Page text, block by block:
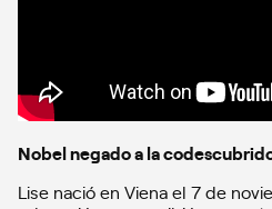
Nobel negado a la
Lise nació en Viena el 7 de